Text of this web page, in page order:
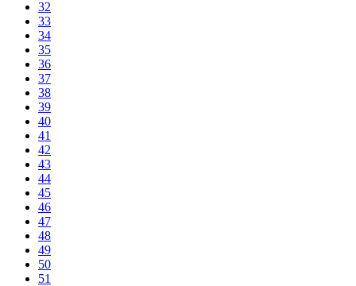
32
33
34
35
36
37
38
39
40
41
42
43
44
45
46
47
48
49
50
51